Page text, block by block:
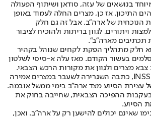
בנושאים של עזה, סודאן ושיתוף הפעולה
התיכון. אז כן, מצרים החלה לעמוד באופן
הנוכחית של ארה"ב, אבל זה גם חלק
ויתורים, לגוון בריתות ולהוכיח לציבור
תכתיבים מארה"ב".
חלק מתהליך הפקת לקחים שנוהל בקהיר
בעשור הקודם. מאז עלה א-סיסי לשלטון
את צבא מצרים ולגוון את מקורות הרכש הצבאי.
במאמר של מכון המחקר INSS, כתבה השגרירה לשעבר במצרים אמירה
עצירת הסיוע מצד ארה"ב בימי ממשל אובמה.
ההפיכה הצבאית, שחייבה בחוק את
הסיוע.
שאינם יכולים להישען רק על ארה"ב. ואכן,